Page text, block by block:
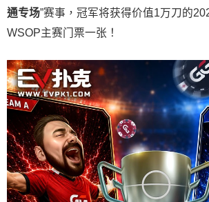
通专场”赛事，冠军将获得价值1万刀的
WSOP主赛门票一张！